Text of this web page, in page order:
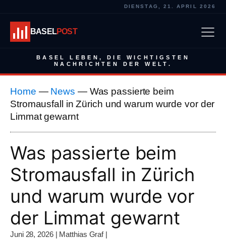
DIENSTAG, 21. APRIL 2026
BASELPOST
BASEL LEBEN, DIE WICHTIGSTEN
NACHRICHTEN DER WELT.
Home — News — Was passierte beim
Stromausfall in Zürich und warum wurde vor der
Limmat gewarnt
Was passierte beim
Stromausfall in Zürich
und warum wurde vor
der Limmat gewarnt
Juni 28, 2026| Matthias Graf|